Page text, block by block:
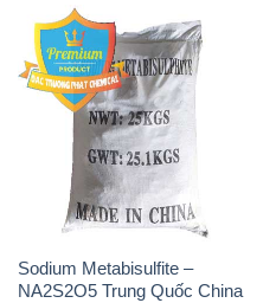
Sodium Metabisulfite –
NA2S2O5 Trung Quốc China